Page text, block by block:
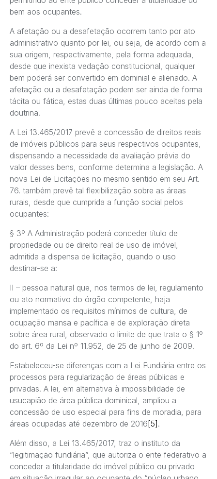
bem aos ocupantes.
A afetação ou a desafetação ocorrem tanto por ato
administrativo quanto por lei, ou seja, de acordo com a
sua origem, respectivamente, pela forma adequada,
desde que inexista vedação constitucional, qualquer
bem poderá ser convertido em dominial e alienado. A
afetação ou a desafetação podem ser ainda de forma
tácita ou fática, estas duas últimas pouco aceitas pela
doutrina.
A Lei 13.465/2017 prevê a concessão de direitos reais
de imóveis públicos para seus respectivos ocupantes,
dispensando a necessidade de avaliação prévia do
valor desses bens, conforme determina a legislação. A
nova Lei de Licitações no mesmo sentido em seu Art.
76. também prevê tal flexibilização sobre as áreas
rurais, desde que cumprida a função social pelos
ocupantes:
§ 3º A Administração poderá conceder título de
propriedade ou de direito real de uso de imóvel,
admitida a dispensa de licitação, quando o uso
destinar-se a:
II – pessoa natural que, nos termos de lei, regulamento
ou ato normativo do órgão competente, haja
implementado os requisitos mínimos de cultura, de
ocupação mansa e pacífica e de exploração direta
sobre área rural, observado o limite de que trata o § 1º
do art. 6º da Lei nº 11.952, de 25 de junho de 2009.
Estabeleceu-se diferenças com a Lei Fundiária entre os
processos para regularização de áreas públicas e
privadas. A lei, em alternativa à impossibilidade de
usucapião de área pública dominical, ampliou a
concessão de uso especial para fins de moradia, para
áreas ocupadas até dezembro de 2016 [5] .
Além disso, a Lei 13.465/2017, traz o instituto da
“legitimação fundiária”, que autoriza o ente federativo a
conceder a titularidade do imóvel público ou privado